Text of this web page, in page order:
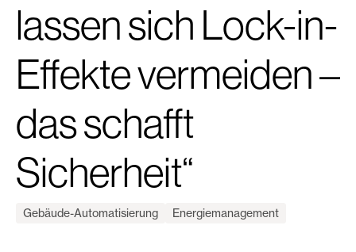
lassen sich Lock-in-
Effekte vermeiden –
das schafft
Sicherheit“
Gebäude-Automatisierung Energiemanagement